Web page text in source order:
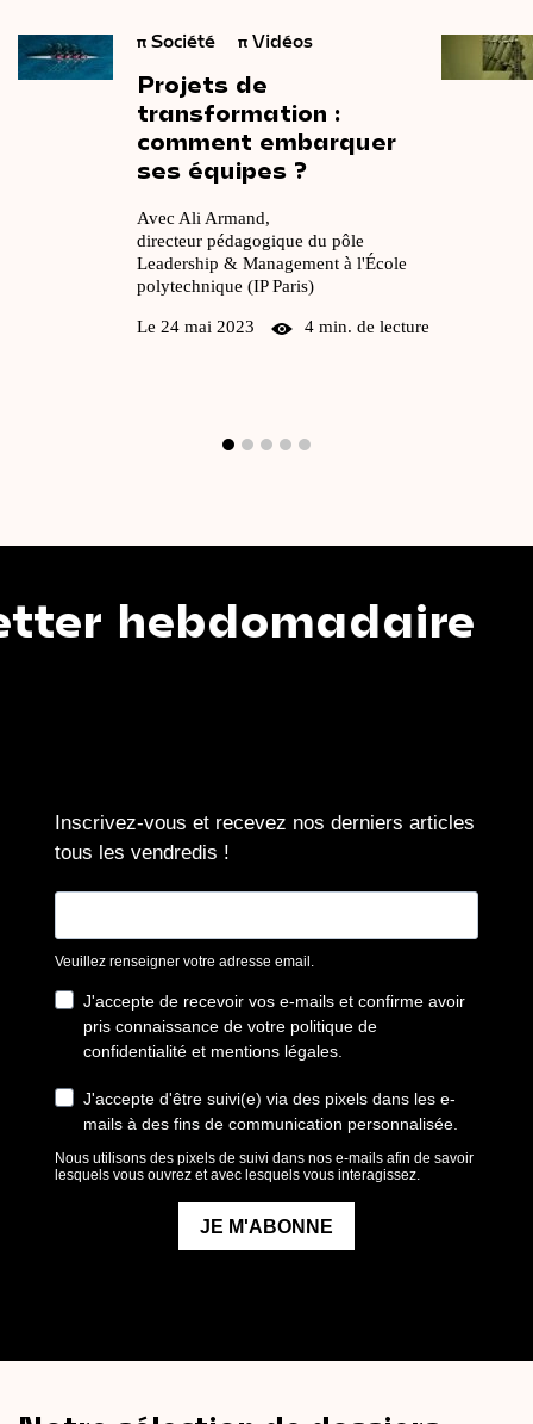
π Société π Vidéos
Projets de
transformation :
comment embarquer
ses équipes ?
Avec Ali Armand,
directeur pédagogique du pôle
Leadership & Management à l'École
polytechnique (IP Paris)
Le 24 mai 2023 4 min. de lecture